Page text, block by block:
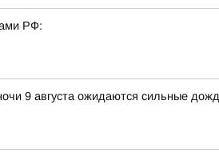
РФ:
9 августа ожидаются сильные